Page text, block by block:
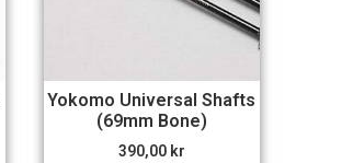
Yokomo Universal Shafts
(69mm Bone)
390,00 kr